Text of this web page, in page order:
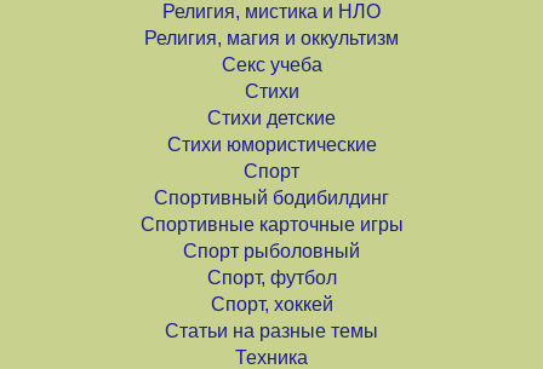
Религия, мистика и НЛО
Религия, магия и оккультизм
Секс учеба
Стихи
Стихи детские
Стихи юмористические
Спорт
Спортивный бодибилдинг
Спортивные карточные игры
Спорт рыболовный
Спорт, футбол
Спорт, хоккей
Статьи на разные темы
Техника